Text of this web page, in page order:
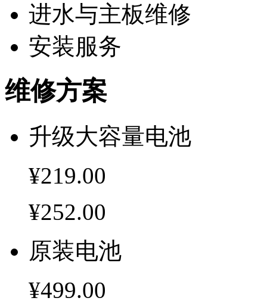
进水与主板维修
安装服务
维修方案
升级大容量电池
¥219.00
¥252.00
原装电池
¥499.00